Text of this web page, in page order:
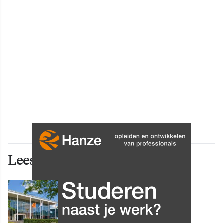
Lees ook deze artikelen
INNOVATIE
Grip op data en informatie:
Leergang Data en